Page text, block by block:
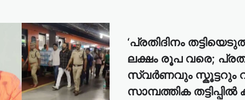
‘പ്രതിദിനം
ലക്ഷം രൂപ വരെ;
സ്വർണവും സ്കൂട്ടറും
സാമ്പത്തിക